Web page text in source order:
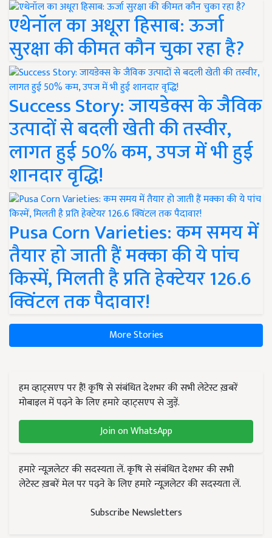
एथेनॉल का अधूरा हिसाब: ऊर्जा
सुरक्षा की कीमत कौन चुका रहा है?
Success Story: जायडेक्स के जैविक
उत्पादों से बदली खेती की तस्वीर,
लागत हुई 50% कम, उपज में भी हुई
शानदार वृद्धि!
Pusa Corn Varieties: कम समय में
तैयार हो जाती हैं मक्का की ये पांच
किस्में, मिलती है प्रति हेक्टेयर 126.6
क्विंटल तक पैदावार!
More Stories
हम व्हाट्सएप पर हैं! कृषि से संबंधित देशभर की सभी लेटेस्ट ख़बरें
मोबाइल में पढ़ने के लिए हमारे व्हाट्सएप से जुड़ें.
Join on WhatsApp
हमारे न्यूज़लेटर की सदस्यता लें. कृषि से संबंधित देशभर की सभी
लेटेस्ट ख़बरें मेल पर पढ़ने के लिए हमारे न्यूज़लेटर की सदस्यता लें.
Subscribe Newsletters